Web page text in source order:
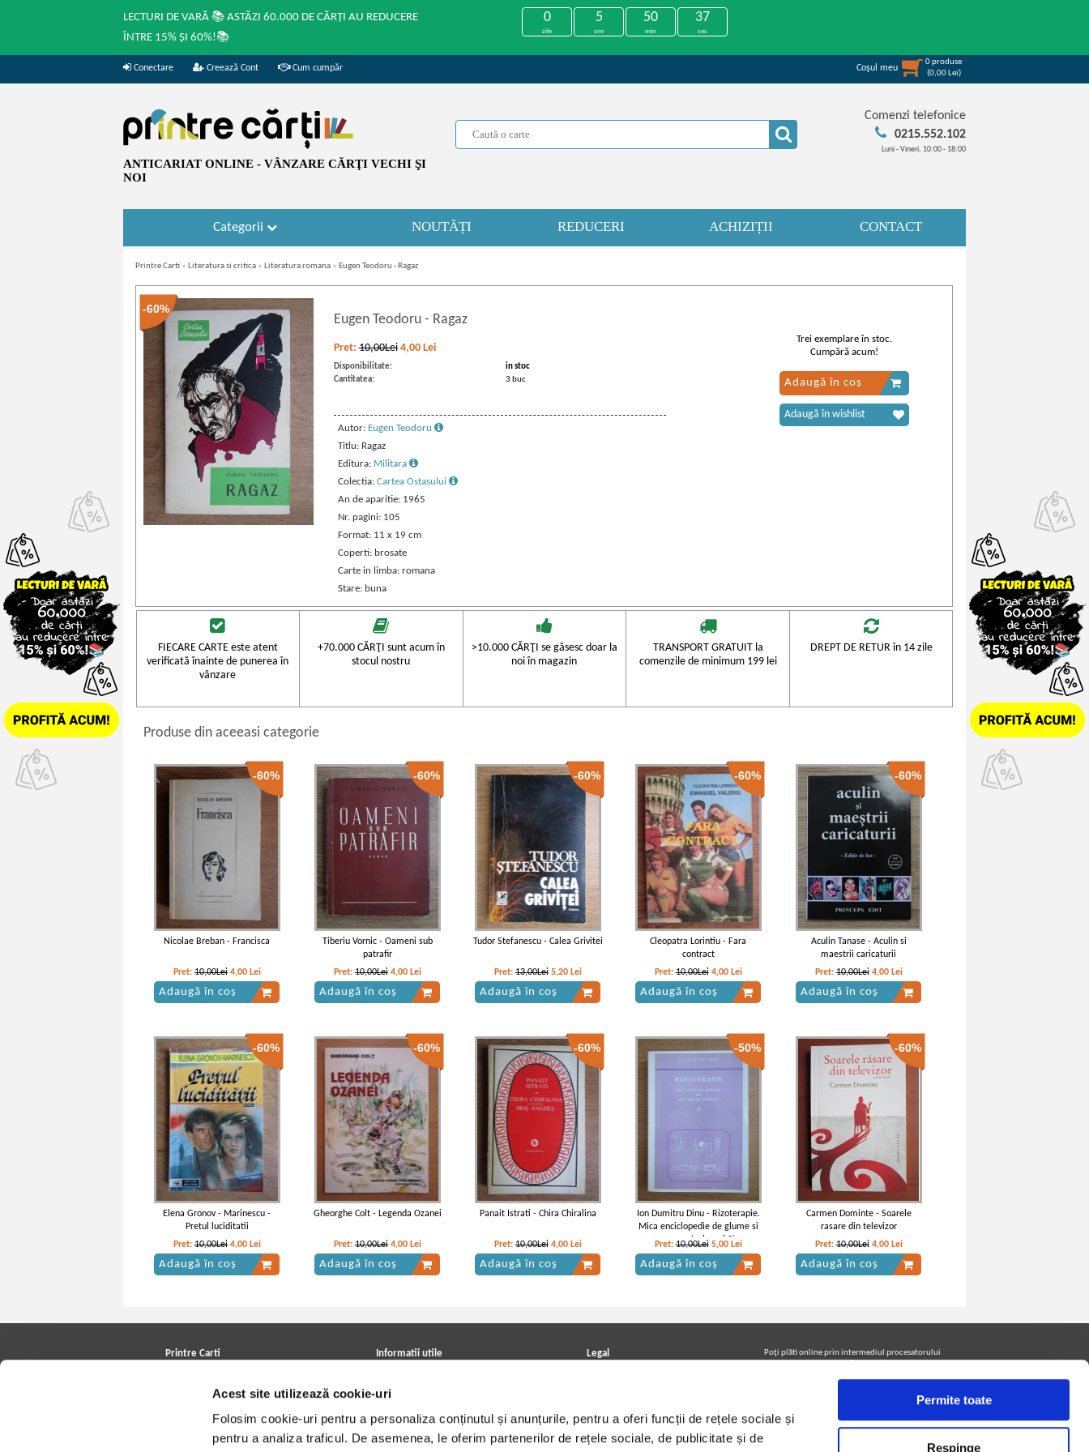
Acest site utilizează cookie-uri
Folosim cookie-uri pentru a personaliza conținutul și anunțurile, pentru a oferi funcții de rețele sociale și
pentru a analiza traficul. De asemenea, le oferim partenerilor de rețele sociale, de publicitate și de
Permite toate
Respinge
LECTURI DE VARĂ 📚 ASTĂZI 60.000 DE CĂRȚI AU REDUCERE
ÎNTRE 15% ȘI 60%!📚
0
zile
5
ore
50
min
37
sec
Conectare Creează Cont Cum cumpăr Coşul meu
0produse
(0,00 Lei)
ANTICARIAT ONLINE - VÂNZARE CĂRŢI VECHI ŞI
NOI
Comenzi telefonice
0215.552.102
Luni - Vineri, 10:00 - 18:00
Categorii NOUTĂȚI REDUCERI ACHIZIȚII CONTACT
Printre Carti » Literatura si critica » Literatura romana » Eugen Teodoru - Ragaz
-60%
Eugen Teodoru - Ragaz
Pret:10,00Lei 4,00 Lei
Disponibilitate:
in stoc
Cantitatea:
3 buc
Autor: Eugen Teodoru
Titlu: Ragaz
Editura: Militara
Colectia: Cartea Ostasului
An de aparitie: 1965
Nr. pagini: 105
Format: 11 x 19 cm
Coperti: brosate
Carte in limba: romana
Stare: buna
Trei exemplare în stoc.
Cumpără acum!
Adaugă în coș
Adaugă în wishlist
FIECARE CARTE este atent
verificată înainte de punerea în
vânzare
+70.000 CĂRŢI sunt acum în
stocul nostru
>10.000 CĂRŢI se găsesc doar la
noi în magazin
TRANSPORT GRATUIT la
comenzile de minimum 199 lei
DREPT DE RETUR în 14 zile
Produse din aceeasi categorie
-60%
Nicolae Breban - Francisca
Pret: 10,00Lei 4,00 Lei
Adaugă în coș
-60%
Tiberiu Vornic - Oameni sub
patrafir
Pret:10,00Lei 4,00 Lei
Adaugă în coș
-60%
Tudor Stefanescu - Calea Grivitei
Pret:13,00Lei 5,20 Lei
Adaugă în coș
-60%
Cleopatra Lorintiu - Fara
contract
Pret:10,00Lei 4,00 Lei
Adaugă în coș
-60%
Aculin Tanase - Aculin si
maestrii caricaturii
Pret:10,00Lei 4,00 Lei
Adaugă în coș
-60%
Elena Gronov - Marinescu -
Pretul luciditatii
Pret: 10,00Lei 4,00 Lei
Adaugă în coș
-60%
Gheorghe Colt - Legenda Ozanei
Pret:10,00Lei 4,00 Lei
Adaugă în coș
-60%
Panait Istrati - Chira Chiralina
Pret:10,00Lei 4,00 Lei
Adaugă în coș
-50%
Ion Dumitru Dinu - Rizoterapie.
Mica enciclopedie de glume si
snoave (volumul 2)
Pret:10,00Lei 5,00 Lei
Adaugă în coș
-60%
Carmen Dominte - Soarele
rasare din televizor
Pret:10,00Lei 4,00 Lei
Adaugă în coș
Printre Carti
Cele mai căutate cărți
Informatii utile
Achizitii viniluri, casete, CD/DVD
Cum cumpar?
Retur comenzi
Legal
Termeni si conditii
Poţi plăti online prin intermediul procesatorului
Netopia Payments
Urmăreşte-ne pe facebook pentru a fi la curent cu
promoţiile PrintreCarti.ro